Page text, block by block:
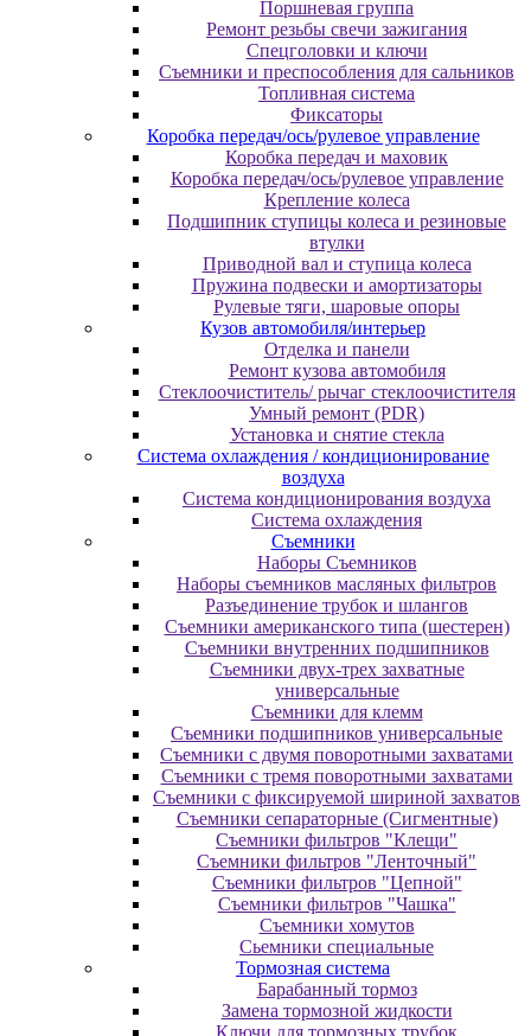
Поршневая группа
Ремонт резьбы свечи зажигания
Спецголовки и ключи
Съемники и преспособления для сальников
Топливная система
Фиксаторы
Коробка передач/ось/рулевое управление
Коробка передач и маховик
Коробка передач/ось/рулевое управление
Крепление колеса
Подшипник ступицы колеса и резиновые
втулки
Приводной вал и ступица колеса
Пружина подвески и амортизаторы
Рулевые тяги, шаровые опоры
Кузов автомобиля/интерьер
Отделка и панели
Ремонт кузова автомобиля
Стеклоочиститель/ рычаг стеклоочистителя
Умный ремонт (PDR)
Установка и снятие стекла
Система охлаждения / кондиционирование
воздуха
Система кондиционирования воздуха
Система охлаждения
Съемники
Наборы Съемников
Наборы съемников масляных фильтров
Разъединение трубок и шлангов
Съемники американского типа (шестерен)
Съемники внутренних подшипников
Съемники двух-трех захватные
универсальные
Съемники для клемм
Съемники подшипников универсальные
Съемники с двумя поворотными захватами
Съемники с тремя поворотными захватами
Съемники с фиксируемой шириной захватов
Съемники сепараторные (Сигментные)
Съемники фильтров "Клещи"
Съемники фильтров "Ленточный"
Съемники фильтров "Цепной"
Съемники фильтров "Чашка"
Съемники хомутов
Сьемники специальные
Тормозная система
Барабанный тормоз
Замена тормозной жидкости
Ключи для тормозных трубок